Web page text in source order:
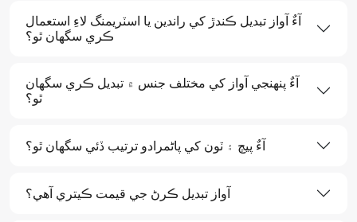
آءٌ آواز تبديل ڪندڙ کي راندين يا اسٽريمنگ لاءِ استعمال
ڪري سگهان ٿو؟
آءٌ پنھنجي آواز کي مختلف جنس ۾ تبديل ڪري سگهان
ٿو؟
آءٌ پيچ ۽ ٽون کي پاڻمرادو ترتيب ڏئي سگهان ٿو؟
آواز تبديل ڪرڻ جي قيمت ڪيتري آھي؟